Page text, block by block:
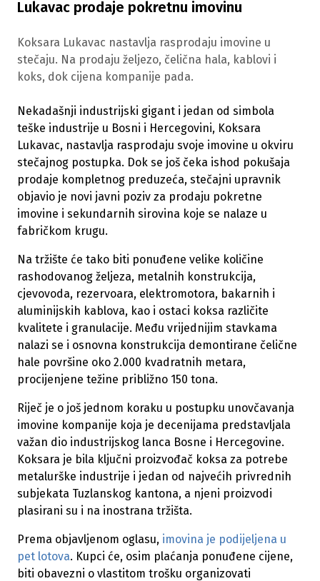
Lukavac prodaje pokretnu imovinu
Koksara Lukavac nastavlja rasprodaju imovine u
stečaju. Na prodaju željezo, čelična hala, kablovi i
koks, dok cijena kompanije pada.
Nekadašnji industrijski gigant i jedan od simbola
teške industrije u Bosni i Hercegovini, Koksara
Lukavac, nastavlja rasprodaju svoje imovine u okviru
stečajnog postupka. Dok se još čeka ishod pokušaja
prodaje kompletnog preduzeća, stečajni upravnik
objavio je novi javni poziv za prodaju pokretne
imovine i sekundarnih sirovina koje se nalaze u
fabričkom krugu.
Na tržište će tako biti ponuđene velike količine
rashodovanog željeza, metalnih konstrukcija,
cjevovoda, rezervoara, elektromotora, bakarnih i
aluminijskih kablova, kao i ostaci koksa različite
kvalitete i granulacije. Među vrijednijim stavkama
nalazi se i osnovna konstrukcija demontirane čelične
hale površine oko 2.000 kvadratnih metara,
procijenjene težine približno 150 tona.
Riječ je o još jednom koraku u postupku unovčavanja
imovine kompanije koja je decenijama predstavljala
važan dio industrijskog lanca Bosne i Hercegovine.
Koksara je bila ključni proizvođač koksa za potrebe
metalurške industrije i jedan od najvećih privrednih
subjekata Tuzlanskog kantona, a njeni proizvodi
plasirani su i na inostrana tržišta.
Prema objavljenom oglasu, imovina je podijeljena u
pet lotova. Kupci će, osim plaćanja ponuđene cijene,
biti obavezni o vlastitom trošku organizovati